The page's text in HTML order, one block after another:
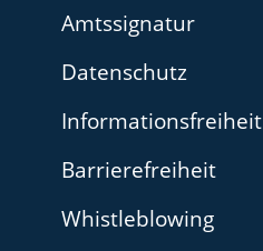
Amtssignatur
Datenschutz
Informationsfreiheit
Barrierefreiheit
Whistleblowing